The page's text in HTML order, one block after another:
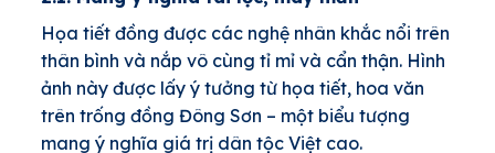
Họa tiết đồng được các nghệ nhân khắc nổi trên
thân bình và nắp vô cùng tỉ mỉ và cẩn thận. Hình
ảnh này được lấy ý tưởng từ họa tiết, hoa văn
trên trống đồng Đông Sơn – một biểu tượng
mang ý nghĩa giá trị dân tộc Việt cao.